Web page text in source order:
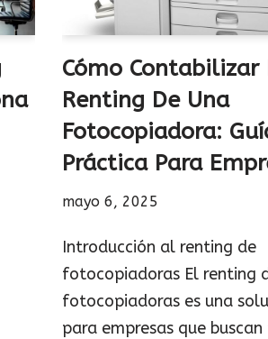
Cómo Contabilizar
Renting De Una
Fotocopiadora:
Práctica Para
mayo 6, 2025
Introducción al renting de
fotocopiadoras El renting
fotocopiadoras es una
para empresas que